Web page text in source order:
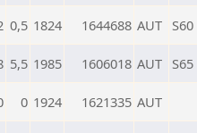
0,5 1824 1644688 AUT S60
5,5 1985 1606018 AUT S65
0 1924 1621335 AUT